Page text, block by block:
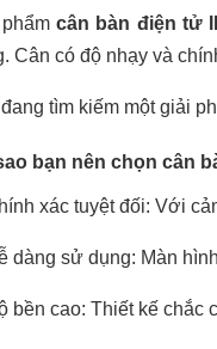
phẩmcân bàn điện tử
Cân có độ nhạy và
tìm kiếm một giải
bạn nên chọn cân
xác tuyệt đối: Với
dàng sử dụng: Màn
bền cao: Thiết kế chắc